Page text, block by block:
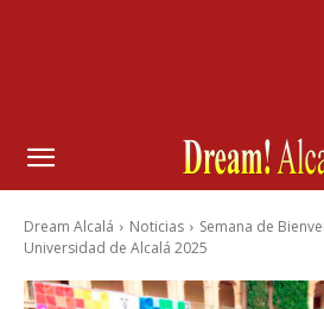
Dream Alcalá Noticias
Semana de
Universidad de Alcalá 2025